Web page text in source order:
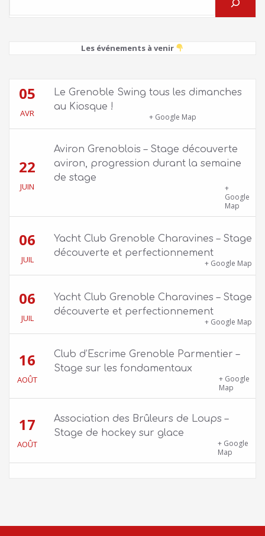
Les événements à venir
05
AVR
Le Grenoble Swing tous les dimanches
au Kiosque !
+ Google Map
22
JUIN
Aviron Grenoblois – Stage découverte
aviron, progression durant la semaine
de stage
+
Google
Map
06
JUIL
Yacht Club Grenoble Charavines – Stage
découverte et perfectionnement
+ Google Map
06
JUIL
Yacht Club Grenoble Charavines – Stage
découverte et perfectionnement
+ Google Map
16
AOÛT
Club d’Escrime Grenoble Parmentier –
Stage sur les fondamentaux
+ Google
Map
17
AOÛT
Association des Brûleurs de Loups –
Stage de hockey sur glace
+ Google
Map